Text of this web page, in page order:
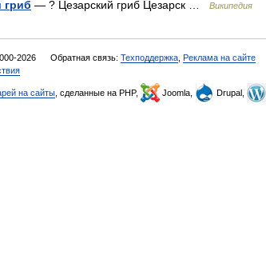
гриб — ? Цезарский гриб Цезарск … Википедия
2026 Обратная связь: Техподдержка Реклама на сайте
на сайты , сделанные на PHP, Joomla, Drupal,